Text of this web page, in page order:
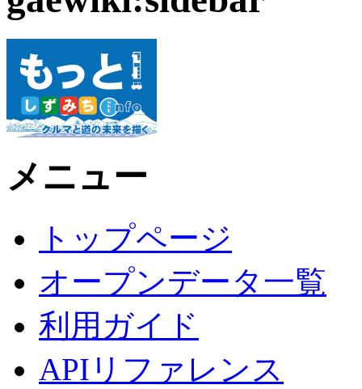
メニュー
トップページ
オープンデータ一覧
利用ガイド
APIリファレンス